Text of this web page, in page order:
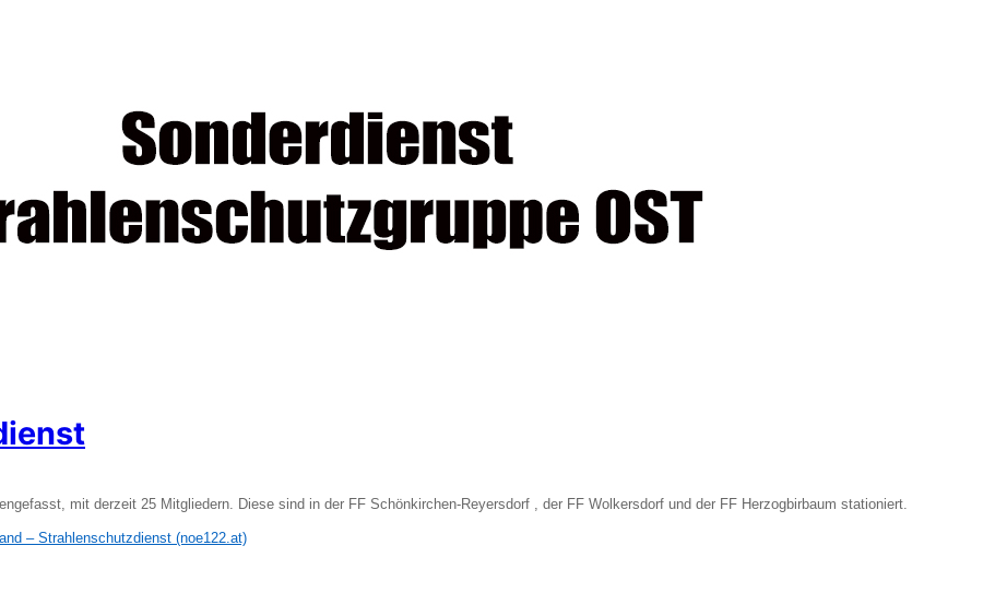
mit derzeit 25 Mitgliedern. Diese sind in der FF Schönkirchen-Reyersdorf , der FF Wolkersdorf und der FF Herzogbirbaum stationiert.
– Strahlenschutzdienst (noe122.at)